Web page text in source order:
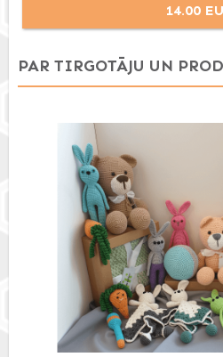
14.00
PAR TIRGOTĀJU UN